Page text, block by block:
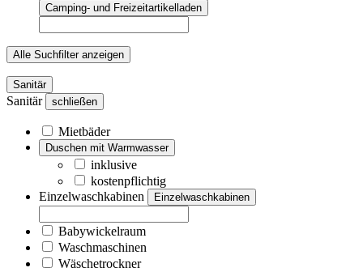
Camping- und Freizeitartikelladen
Alle Suchfilter anzeigen
Sanitär
Sanitär schließen
Mietbäder
Duschen mit Warmwasser
inklusive
kostenpflichtig
Einzelwaschkabinen
Einzelwaschkabinen
Babywickelraum
Waschmaschinen
Wäschetrockner